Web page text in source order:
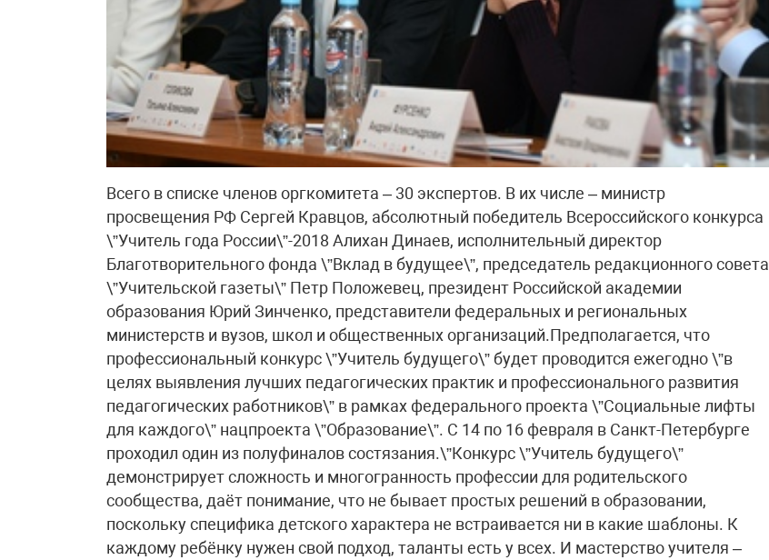
Всего в списке членов оргкомитета – 30 экспертов. В их числе – министр
просвещения РФ Сергей Кравцов, абсолютный победитель Всероссийского конкурса
\”Учитель года России\”-2018 Алихан Динаев, исполнительный директор
Благотворительного фонда \”Вклад в будущее\”, председатель редакционного совета
\”Учительской газеты\” Петр Положевец, президент Российской академии
образования Юрий Зинченко, представители федеральных и региональных
министерств и вузов, школ и общественных организаций.Предполагается, что
профессиональный конкурс \”Учитель будущего\” будет проводится ежегодно \”в
целях выявления лучших педагогических практик и профессионального развития
педагогических работников\” в рамках федерального проекта \”Социальные лифты
для каждого\” нацпроекта \”Образование\”. С 14 по 16 февраля в Санкт-Петербурге
проходил один из полуфиналов состязания.\”Конкурс \”Учитель будущего\”
демонстрирует сложность и многогранность профессии для родительского
сообщества, даёт понимание, что не бывает простых решений в образовании,
поскольку специфика детского характера не встраивается ни в какие шаблоны. К
каждому ребёнку нужен свой подход, таланты есть у всех. И мастерство учителя –